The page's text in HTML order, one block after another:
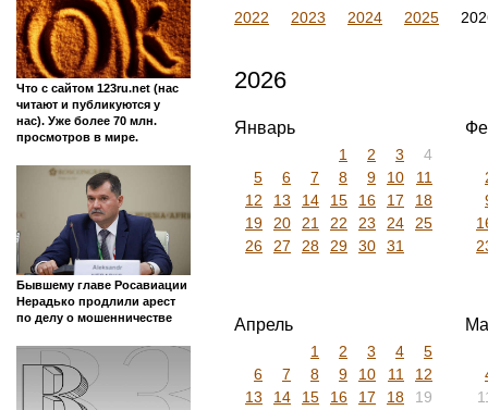
Что с сайтом 123ru.net (нас
читают и публикуются у
нас). Уже более 70 млн.
просмотров в мире.
Бывшему главе Росавиации
Нерадько продлили арест
по делу о мошенничестве
2022
2023 2024 2025
2026
Январь
1 2 3
4
5
6 7 8 9 10
11
12
13 14 15 16 17
18
19
20 21 22 23 24
25
26
27 28 29 30 31
Апрель
1 2 3 4
5
6
7 8 9 10 11
12
13
14 15 16 17 18
19